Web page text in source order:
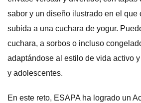
sabor y un diseño ilustrado en el que
subida a una cuchara de yogur.
cuchara, a sorbos o incluso
adaptándose al estilo de vida activo
y adolescentes.
En este reto, ESAPA ha logrado un